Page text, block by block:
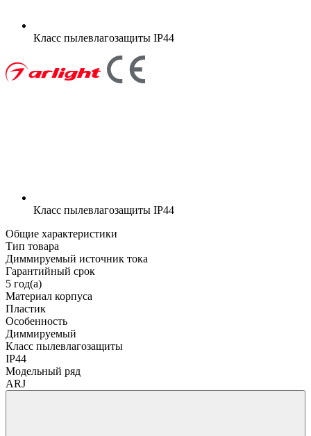
Класс пылевлагозащиты IP44
Класс пылевлагозащиты IP44
Общие характеристики
Тип товара
Диммируемый источник тока
Гарантийный срок
5 год(а)
Материал корпуса
Пластик
Особенность
Диммируемый
Класс пылевлагозащиты
IP44
Модельный ряд
ARJ